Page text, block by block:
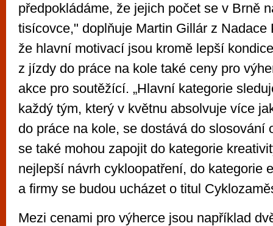
předpokládáme, že jejich počet se v Brně
tisícovce," doplňuje Martin Gillár z Nadace
že hlavní motivací jsou kromě lepší
z jízdy do práce na kole také ceny pro
akce pro soutěžící. „Hlavní kategorie
každý tým, který v květnu absolvuje více
do práce na kole, se dostává do slosování
se také mohou zapojit do kategorie
nejlepší návrh cykloopatření, do kategorie
a firmy se budou ucházet o titul
Mezi cenami pro výherce jsou například